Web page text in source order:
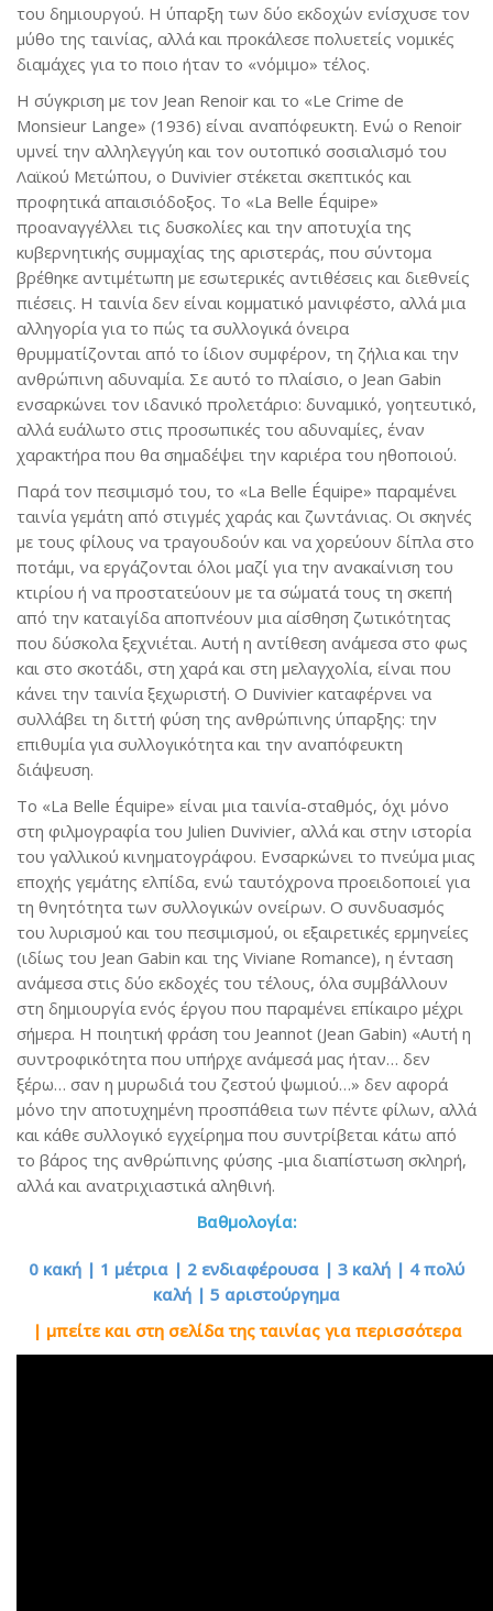
του δημιουργού. Η ύπαρξη των δύο εκδοχών ενίσχυσε τον
μύθο της ταινίας, αλλά και προκάλεσε πολυετείς νομικές
διαμάχες για το ποιο ήταν το «νόμιμο» τέλος.
Η σύγκριση με τον Jean Renoir και το «Le Crime de
Monsieur Lange» (1936) είναι αναπόφευκτη. Ενώ ο Renoir
υμνεί την αλληλεγγύη και τον ουτοπικό σοσιαλισμό του
Λαϊκού Μετώπου, ο Duvivier στέκεται σκεπτικός και
προφητικά απαισιόδοξος. Το «La Belle Équipe»
προαναγγέλλει τις δυσκολίες και την αποτυχία της
κυβερνητικής συμμαχίας της αριστεράς, που σύντομα
βρέθηκε αντιμέτωπη με εσωτερικές αντιθέσεις και διεθνείς
πιέσεις. Η ταινία δεν είναι κομματικό μανιφέστο, αλλά μια
αλληγορία για το πώς τα συλλογικά όνειρα
θρυμματίζονται από το ίδιον συμφέρον, τη ζήλια και την
ανθρώπινη αδυναμία. Σε αυτό το πλαίσιο, ο Jean Gabin
ενσαρκώνει τον ιδανικό προλετάριο: δυναμικό, γοητευτικό,
αλλά ευάλωτο στις προσωπικές του αδυναμίες, έναν
χαρακτήρα που θα σημαδέψει την καριέρα του ηθοποιού.
Παρά τον πεσιμισμό του, το «La Belle Équipe» παραμένει
ταινία γεμάτη από στιγμές χαράς και ζωντάνιας. Οι σκηνές
με τους φίλους να τραγουδούν και να χορεύουν δίπλα στο
ποτάμι, να εργάζονται όλοι μαζί για την ανακαίνιση του
κτιρίου ή να προστατεύουν με τα σώματά τους τη σκεπή
από την καταιγίδα αποπνέουν μια αίσθηση ζωτικότητας
που δύσκολα ξεχνιέται. Αυτή η αντίθεση ανάμεσα στο φως
και στο σκοτάδι, στη χαρά και στη μελαγχολία, είναι που
κάνει την ταινία ξεχωριστή. Ο Duvivier καταφέρνει να
συλλάβει τη διττή φύση της ανθρώπινης ύπαρξης: την
επιθυμία για συλλογικότητα και την αναπόφευκτη
διάψευση.
Το «La Belle Équipe» είναι μια ταινία-σταθμός, όχι μόνο
στη φιλμογραφία του Julien Duvivier, αλλά και στην ιστορία
του γαλλικού κινηματογράφου. Ενσαρκώνει το πνεύμα μιας
εποχής γεμάτης ελπίδα, ενώ ταυτόχρονα προειδοποιεί για
τη θνητότητα των συλλογικών ονείρων. Ο συνδυασμός
του λυρισμού και του πεσιμισμού, οι εξαιρετικές ερμηνείες
(ιδίως του Jean Gabin και της Viviane Romance), η ένταση
ανάμεσα στις δύο εκδοχές του τέλους, όλα συμβάλλουν
στη δημιουργία ενός έργου που παραμένει επίκαιρο μέχρι
σήμερα. Η ποιητική φράση του Jeannot (Jean Gabin) «Αυτή η
συντροφικότητα που υπήρχε ανάμεσά μας ήταν… δεν
ξέρω… σαν η μυρωδιά του ζεστού ψωμιού…» δεν αφορά
μόνο την αποτυχημένη προσπάθεια των πέντε φίλων, αλλά
και κάθε συλλογικό εγχείρημα που συντρίβεται κάτω από
το βάρος της ανθρώπινης φύσης -μια διαπίστωση σκληρή,
αλλά και ανατριχιαστικά αληθινή.
Βαθμολογία:
0 κακή | 1 μέτρια | 2 ενδιαφέρουσα | 3 καλή | 4 πολύ
καλή | 5 αριστούργημα
| μπείτε και στη σελίδα της ταινίας για περισσότερα